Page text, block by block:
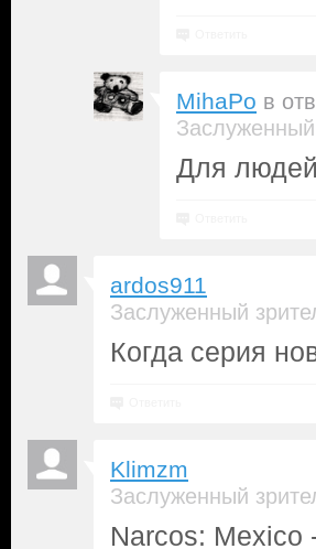
MihaPo в
Для людей
ardos911
Заслуженный
Когда серия
Klimzm
Заслуженный
Narcos: Mexico